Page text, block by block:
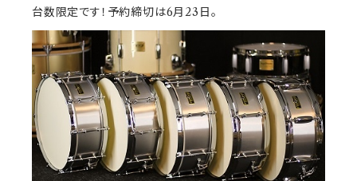
台数限定です！予約締切は6月23日。